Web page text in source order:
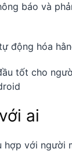
báo và
động hóa
tốt cho
ai
hợp với người